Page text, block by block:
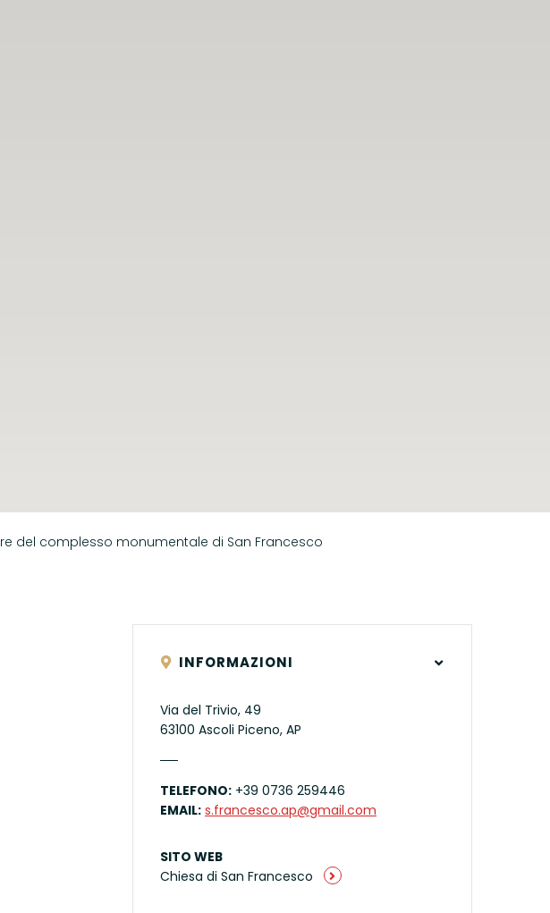
del complesso monumentale di San Francesco
INFORMAZIONI
Via del Trivio, 49
63100 Ascoli Piceno, AP
TELEFONO: +39 0736 259446
EMAIL: s.francesco.ap@gmail.com
SITO WEB
Chiesa di San Francesco